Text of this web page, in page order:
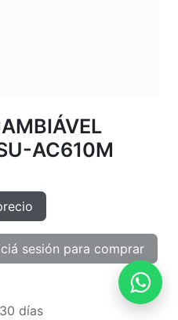
AC610M
sesión para comprar
días